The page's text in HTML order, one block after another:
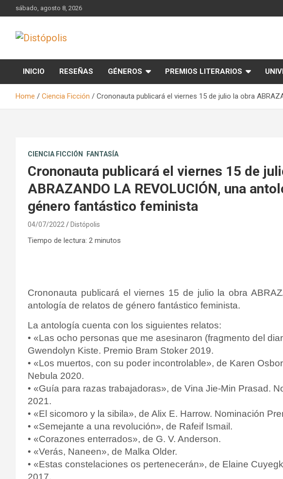
to
sábado, agosto 8, 2026
Distópolis
INICIO RESEÑAS GÉNEROS PREMIOS LITERARIOS
Home Ciencia Ficción Crononauta publicará el viernes 15 de julio la obra
CIENCIA FICCIÓN FANTASÍA
Crononauta publicará el viernes 15 de
ABRAZANDO LA REVOLUCIÓN, una
género fantástico feminista
04/07/2022 Distópolis
Tiempo de lectura: 2 minutos
Crononauta publicará el viernes 15 de julio la obra
antología de relatos de género fantástico feminista.
La antología cuenta con los siguientes relatos:
• «Las ocho personas que me asesinaron (fragmento del
Gwendolyn Kiste. Premio Bram Stoker 2019.
• «Los muertos, con su poder incontrolable», de Karen
Nebula 2020.
• «Guía para razas trabajadoras», de Vina Jie-Min Prasad.
2021.
• «El sicomoro y la sibila», de Alix E. Harrow. Nominación
• «Semejante a una revolución», de Rafeif Ismail.
• «Corazones enterrados», de G. V. Anderson.
• «Verás, Naneen», de Malka Older.
• «Estas constelaciones os pertenecerán», de Elaine
2017.